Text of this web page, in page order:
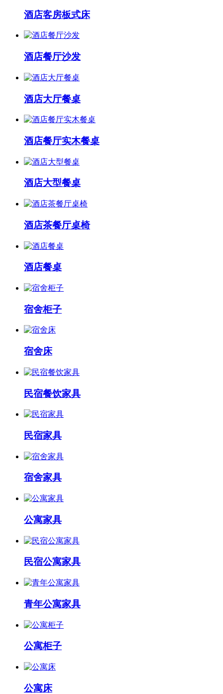
酒店客房板式床
酒店餐厅沙发
酒店大厅餐桌
酒店餐厅实木餐桌
酒店大型餐桌
酒店茶餐厅桌椅
酒店餐桌
宿舍柜子
宿舍床
民宿餐饮家具
民宿家具
宿舍家具
公寓家具
民宿公寓家具
青年公寓家具
公寓柜子
公寓床